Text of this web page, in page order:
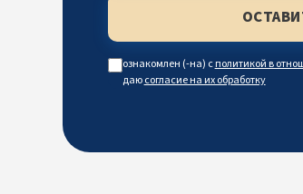
ознакомлен (-на) сполитикой в
даюсогласие на их обработку